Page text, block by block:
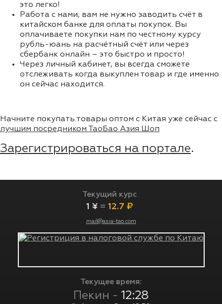
это легко!
Работа с нами, вам не нужно заводить счёт в
китайском банке для оплаты покупок. Вы
оплачиваете покупки нам по честному курсу
рубль-юань на расчётный счёт или через
сбербанк онлайн – это быстро и просто!
Через личный кабинет, вы всегда сможете
отслеживать когда выкуплен товар и где именно
он сейчас находится.
Начните покупать товары оптом с Китая уже сейчас с
лучшим посредником ТаоБао Азия Шоп
Зарегистрироваться на портале.
Текущий курс
1 ¥ = 12.7 ₽
mail@asia-tao.com
Текущее время:
Пекин - 12:28